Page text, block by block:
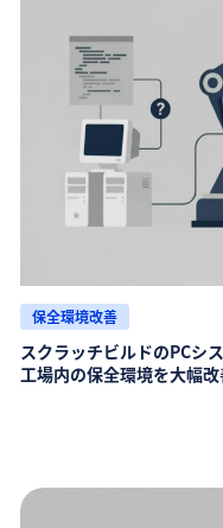
保全環境改善
スクラッチビルドのPCシ
工場内の保全環境を大幅